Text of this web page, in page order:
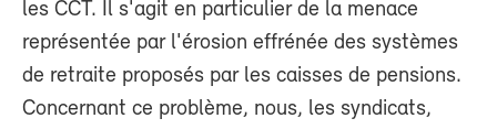
les CCT. Il s'agit en particulier de la menace
représentée par l'érosion effrénée des systèmes
de retraite proposés par les caisses de pensions.
Concernant ce problème, nous, les syndicats,